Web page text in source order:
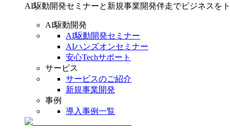
AI駆動開発セミナーと新規事業開発伴走でビジネスを
AI駆動開発
AI駆動開発セミナー
AIハンズオンセミナー
安心Techサポート
サービス
サービスのご紹介
新規事業開発
事例
導入事例一覧